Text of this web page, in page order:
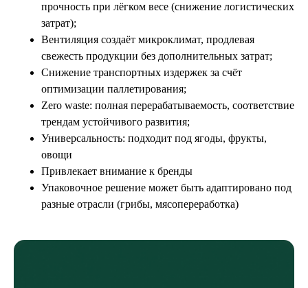
прочность при лёгком весе (снижение логистических
затрат);
Вентиляция создаёт микроклимат, продлевая
свежесть продукции без дополнительных затрат;
Снижение транспортных издержек за счёт
оптимизации паллетирования;
Zero waste: полная перерабатываемость, соответствие
трендам устойчивого развития;
Универсальность: подходит под ягоды, фрукты,
овощи
Привлекает внимание к бренды
Упаковочное решение может быть адаптировано под
разные отрасли (грибы, мясопереработка)